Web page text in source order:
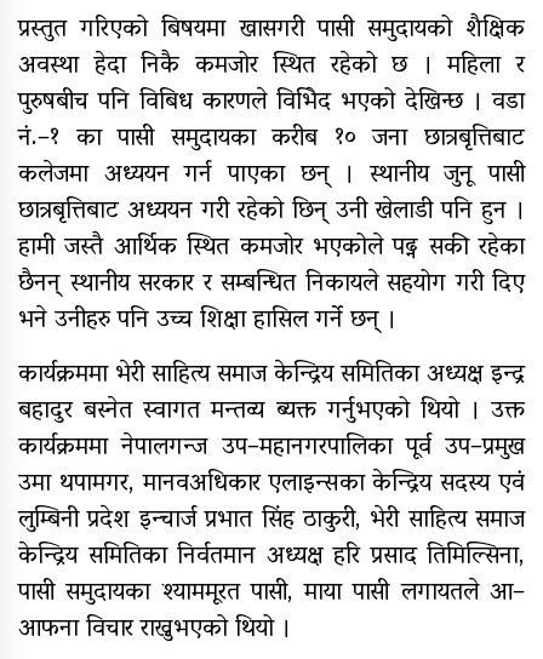
प्रस्तुत गरिएको बिषयमा खासगरी पासी समुदायको शैक्षिक
अवस्था हेदा निकै कमजोर स्थित रहेको छ । महिला र
पुरुषबीच पनि विबिध कारणले विभिेद भएको देखिन्छ । वडा
नं.–१ का पासी समुदायका करीब १० जना छात्रबृत्तिबाट
कलेजमा अध्ययन गर्न पाएका छन् । स्थानीय जुनू पासी
छात्रबृत्तिबाट अध्ययन गरी रहेको छिन् उनी खेलाडी पनि हुन ।
हामी जस्तै आर्थिक स्थित कमजोर भएकोले पढ्न सकी रहेका
छैनन् स्थानीय सरकार र सम्बन्धित निकायले सहयोग गरी दिए
भने उनीहरु पनि उच्च शिक्षा हासिल गर्ने छन् ।
कार्यक्रममा भेरी साहित्य समाज केन्द्रिय समितिका अध्यक्ष इन्द्र
बहादुर बस्नेत स्वागत मन्तव्य ब्यक्त गर्नुभएको थियो । उक्त
कार्यक्रममा नेपालगन्ज उप–महानगरपालिका पूर्व उप–प्रमुख
उमा थपामगर, मानवअधिकार एलाइन्सका केन्द्रिय सदस्य एवं
लुम्बिनी प्रदेश इन्चार्ज प्रभात सिंह ठाकुरी, भेरी साहित्य समाज
केन्द्रिय समितिका निर्वतमान अध्यक्ष हरि प्रसाद तिमिल्सिना,
पासी समुदायका श्याममूरत पासी, माया पासी लगायतले आ–
आफना विचार राख्नुभएको थियो ।